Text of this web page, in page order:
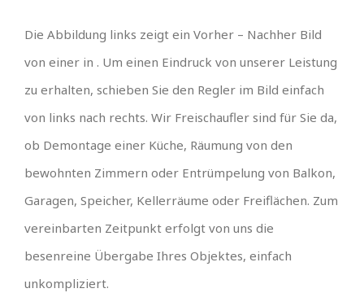
Die Abbildung links zeigt ein Vorher – Nachher Bild
von einer in . Um einen Eindruck von unserer Leistung
zu erhalten, schieben Sie den Regler im Bild einfach
von links nach rechts. Wir Freischaufler sind für Sie da,
ob Demontage einer Küche, Räumung von den
bewohnten Zimmern oder Entrümpelung von Balkon,
Garagen, Speicher, Kellerräume oder Freiflächen. Zum
vereinbarten Zeitpunkt erfolgt von uns die
besenreine Übergabe Ihres Objektes, einfach
unkompliziert.